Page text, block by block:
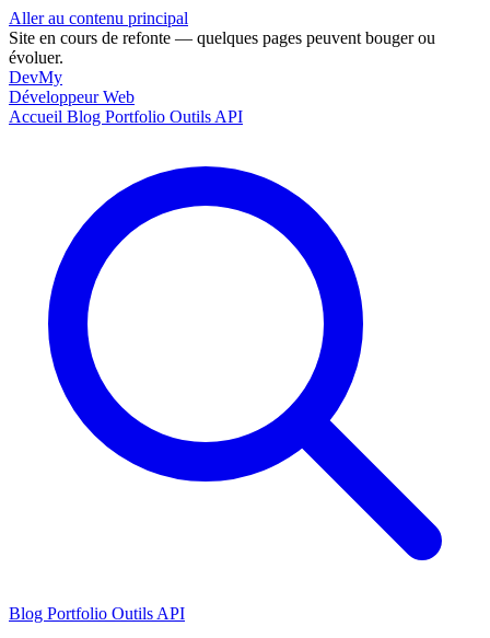
Aller au contenu principal
Site en cours de refonte — quelques pages peuvent bouger ou
évoluer.
DevMy
Développeur Web
Accueil Blog Portfolio Outils API
Blog Portfolio Outils API